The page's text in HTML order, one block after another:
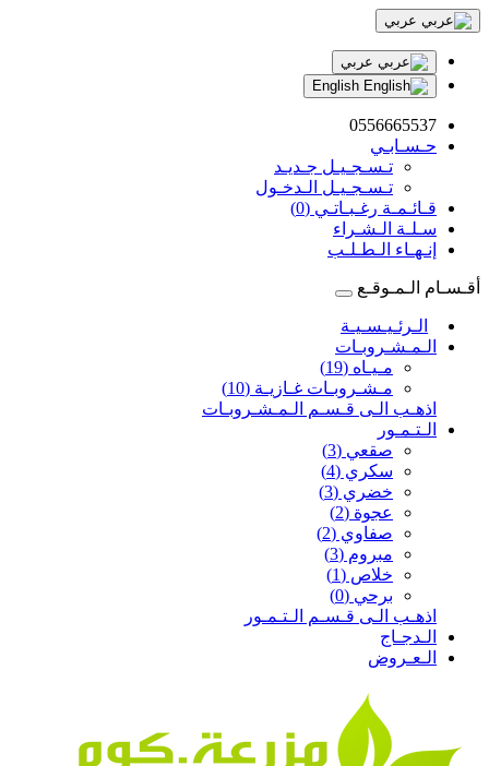
عربي
عربي
0556665537
حـسـابـي
تـسـجـيـل جـديـد
تـسـجـيـل الـدخـول
قـائـمـة رغـبـاتـي (0)
سـلـة الـشـراء
إنـهـاء الـطـلـب
أقـسـام الـمـوقـع
الـرئـيـسـيـة
الـمـشـروبـات
مـيـاه (19)
مـشـروبـات غـازيـة (10)
اذهـب الـى قـسـم الـمـشـروبـات
الـتـمـور
صقعي (3)
سكري (4)
خضري (3)
عجوة (2)
صفاوي (2)
مبروم (3)
خلاص (1)
برحي (0)
اذهـب الـى قـسـم الـتـمـور
الـدجـاج
الـعـروض